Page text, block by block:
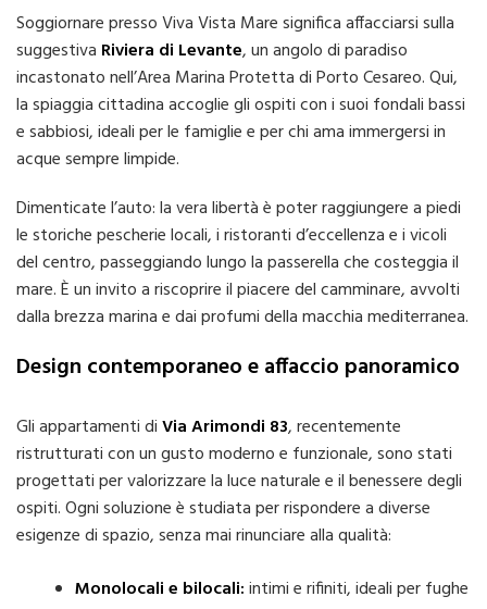
Soggiornare presso Viva Vista Mare significa affacciarsi sulla
suggestiva Riviera di Levante, un angolo di paradiso
incastonato nell’Area Marina Protetta di Porto Cesareo. Qui,
la spiaggia cittadina accoglie gli ospiti con i suoi fondali bassi
e sabbiosi, ideali per le famiglie e per chi ama immergersi in
acque sempre limpide.
Dimenticate l’auto: la vera libertà è poter raggiungere a piedi
le storiche pescherie locali, i ristoranti d’eccellenza e i vicoli
del centro, passeggiando lungo la passerella che costeggia il
mare. È un invito a riscoprire il piacere del camminare, avvolti
dalla brezza marina e dai profumi della macchia mediterranea.
Design contemporaneo e affaccio panoramico
Gli appartamenti diVia Arimondi 83, recentemente
ristrutturati con un gusto moderno e funzionale, sono stati
progettati per valorizzare la luce naturale e il benessere degli
ospiti. Ogni soluzione è studiata per rispondere a diverse
esigenze di spazio, senza mai rinunciare alla qualità:
Monolocali e bilocali:intimi e rifiniti, ideali per fughe